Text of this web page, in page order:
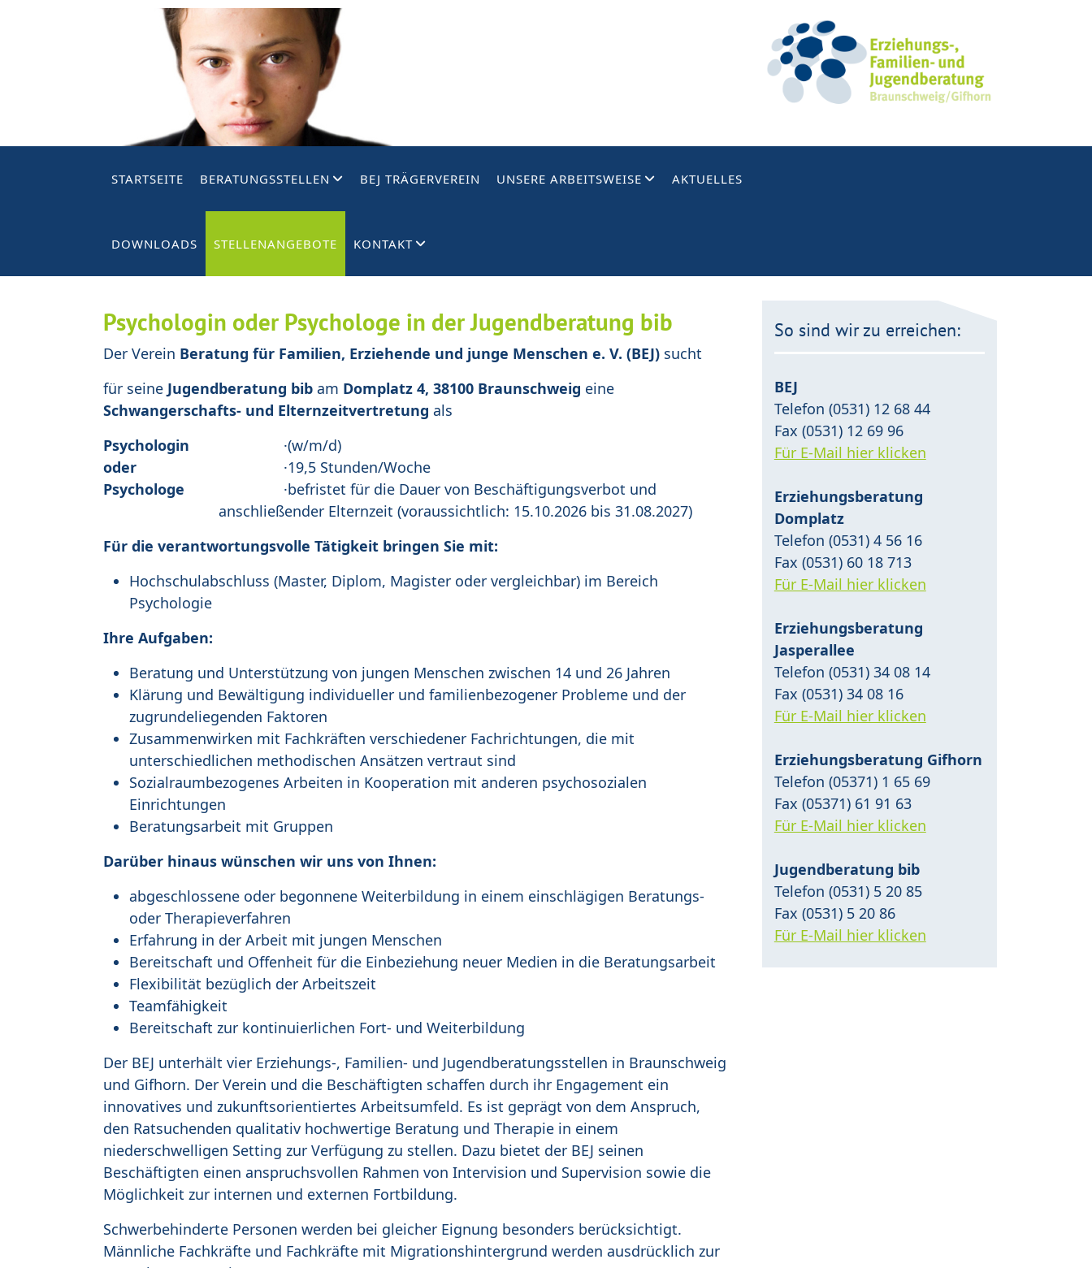
STARTSEITE BERATUNGSSTELLEN BEJ TRÄGERVEREIN UNSERE ARBEITSWEISE AKTUELLES
DOWNLOADS STELLENANGEBOTE KONTAKT
Psychologin oder Psychologe in der Jugendberatung bib
Der Verein Beratung für Familien, Erziehende und junge Menschen e. V. (BEJ) sucht
für seine Jugendberatung bib am Domplatz 4, 38100 Braunschweig eine
Schwangerschafts- und Elternzeitvertretung als
Psychologin
oder
Psychologe
·(w/m/d)
·19,5 Stunden/Woche
·befristet für die Dauer von Beschäftigungsverbot und
anschließender Elternzeit (voraussichtlich: 15.10.2026 bis 31.08.2027)
Für die verantwortungsvolle Tätigkeit bringen Sie mit:
Hochschulabschluss (Master, Diplom, Magister oder vergleichbar) im Bereich
Psychologie
Ihre Aufgaben:
Beratung und Unterstützung von jungen Menschen zwischen 14 und 26 Jahren
Klärung und Bewältigung individueller und familienbezogener Probleme und der
zugrundeliegenden Faktoren
Zusammenwirken mit Fachkräften verschiedener Fachrichtungen, die mit
unterschiedlichen methodischen Ansätzen vertraut sind
Sozialraumbezogenes Arbeiten in Kooperation mit anderen psychosozialen
Einrichtungen
Beratungsarbeit mit Gruppen
Darüber hinaus wünschen wir uns von Ihnen:
abgeschlossene oder begonnene Weiterbildung in einem einschlägigen Beratungs-
oder Therapieverfahren
Erfahrung in der Arbeit mit jungen Menschen
Bereitschaft und Offenheit für die Einbeziehung neuer Medien in die Beratungsarbeit
Flexibilität bezüglich der Arbeitszeit
Teamfähigkeit
Bereitschaft zur kontinuierlichen Fort- und Weiterbildung
Der BEJ unterhält vier Erziehungs-, Familien- und Jugendberatungsstellen in Braunschweig
und Gifhorn. Der Verein und die Beschäftigten schaffen durch ihr Engagement ein
innovatives und zukunftsorientiertes Arbeitsumfeld. Es ist geprägt von dem Anspruch,
den Ratsuchenden qualitativ hochwertige Beratung und Therapie in einem
niederschwelligen Setting zur Verfügung zu stellen. Dazu bietet der BEJ seinen
Beschäftigten einen anspruchsvollen Rahmen von Intervision und Supervision sowie die
Möglichkeit zur internen und externen Fortbildung.
Schwerbehinderte Personen werden bei gleicher Eignung besonders berücksichtigt.
Männliche Fachkräfte und Fachkräfte mit Migrationshintergrund werden ausdrücklich zur
So sind wir zu erreichen:
BEJ
Telefon (0531) 12 68 44
Fax (0531) 12 69 96
Für E-Mail hier klicken
Erziehungsberatung
Domplatz
Telefon (0531) 4 56 16
Fax (0531) 60 18 713
Für E-Mail hier klicken
Erziehungsberatung
Jasperallee
Telefon (0531) 34 08 14
Fax (0531) 34 08 16
Für E-Mail hier klicken
Erziehungsberatung Gifhorn
Telefon (05371) 1 65 69
Fax (05371) 61 91 63
Für E-Mail hier klicken
Jugendberatung bib
Telefon (0531) 5 20 85
Fax (0531) 5 20 86
Für E-Mail hier klicken